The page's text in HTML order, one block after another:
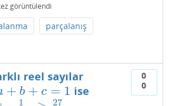
görüntülendi
parçalanış
0
0
reel sayılar
+ b + c = 1
+b+c =1 ise
1
27